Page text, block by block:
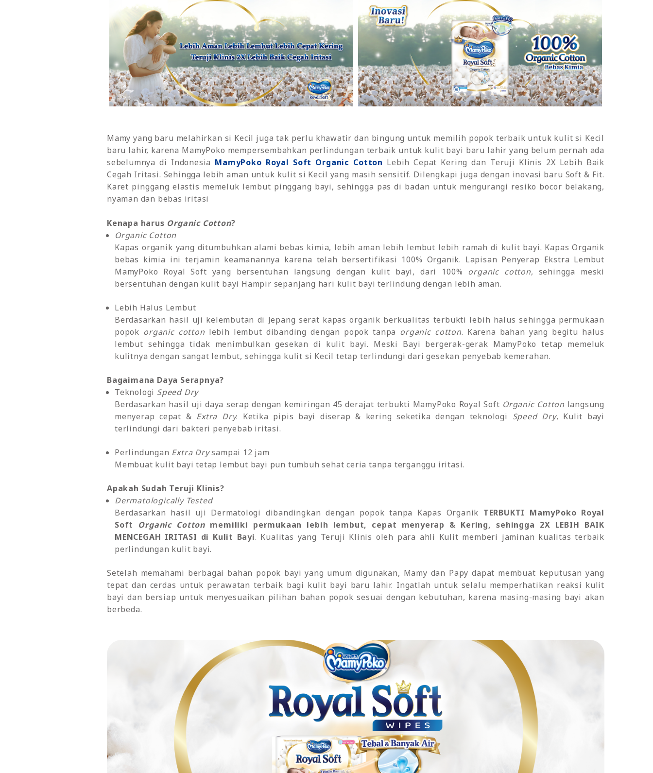
Mamy yang baru melahirkan si Kecil juga tak perlu khawatir dan bingung untuk memilih popok terbaik untuk kulit si Kecil
baru lahir, karena MamyPoko mempersembahkan perlindungan terbaik untuk kulit bayi baru lahir yang belum pernah ada
sebelumnya di Indonesia MamyPoko Royal Soft Organic Cotton Lebih Cepat Kering dan Teruji Klinis 2X Lebih Baik
Cegah Iritasi. Sehingga lebih aman untuk kulit si Kecil yang masih sensitif. Dilengkapi juga dengan inovasi baru Soft & Fit.
Karet pinggang elastis memeluk lembut pinggang bayi, sehingga pas di badan untuk mengurangi resiko bocor belakang,
nyaman dan bebas iritasi
Kenapa harus Organic Cotton?
Organic Cotton
Kapas organik yang ditumbuhkan alami bebas kimia, lebih aman lebih lembut lebih ramah di kulit bayi. Kapas Organik
bebas kimia ini terjamin keamanannya karena telah bersertifikasi 100% Organik. Lapisan Penyerap Ekstra Lembut
MamyPoko Royal Soft yang bersentuhan langsung dengan kulit bayi, dari 100% organic cotton, sehingga meski
bersentuhan dengan kulit bayi Hampir sepanjang hari kulit bayi terlindung dengan lebih aman.
Lebih Halus Lembut
Berdasarkan hasil uji kelembutan di Jepang serat kapas organik berkualitas terbukti lebih halus sehingga permukaan
popok organic cotton lebih lembut dibanding dengan popok tanpa organic cotton. Karena bahan yang begitu halus
lembut sehingga tidak menimbulkan gesekan di kulit bayi. Meski Bayi bergerak-gerak MamyPoko tetap memeluk
kulitnya dengan sangat lembut, sehingga kulit si Kecil tetap terlindungi dari gesekan penyebab kemerahan.
Bagaimana Daya Serapnya?
Teknologi Speed Dry
Berdasarkan hasil uji daya serap dengan kemiringan 45 derajat terbukti MamyPoko Royal Soft Organic Cotton langsung
menyerap cepat & Extra Dry. Ketika pipis bayi diserap & kering seketika dengan teknologi Speed Dry, Kulit bayi
terlindungi dari bakteri penyebab iritasi.
Perlindungan Extra Drysampai 12 jam
Membuat kulit bayi tetap lembut bayi pun tumbuh sehat ceria tanpa terganggu iritasi.
Apakah Sudah Teruji Klinis?
Dermatologically Tested
Berdasarkan hasil uji Dermatologi dibandingkan dengan popok tanpa Kapas Organik TERBUKTI MamyPoko Royal
Soft Organic Cotton memiliki permukaan lebih lembut, cepat menyerap & Kering, sehingga 2X LEBIH BAIK
MENCEGAH IRITASI di Kulit Bayi. Kualitas yang Teruji Klinis oleh para ahli Kulit memberi jaminan kualitas terbaik
perlindungan kulit bayi.
Setelah memahami berbagai bahan popok bayi yang umum digunakan, Mamy dan Papy dapat membuat keputusan yang
tepat dan cerdas untuk perawatan terbaik bagi kulit bayi baru lahir. Ingatlah untuk selalu memperhatikan reaksi kulit
bayi dan bersiap untuk menyesuaikan pilihan bahan popok sesuai dengan kebutuhan, karena masing-masing bayi akan
berbeda.